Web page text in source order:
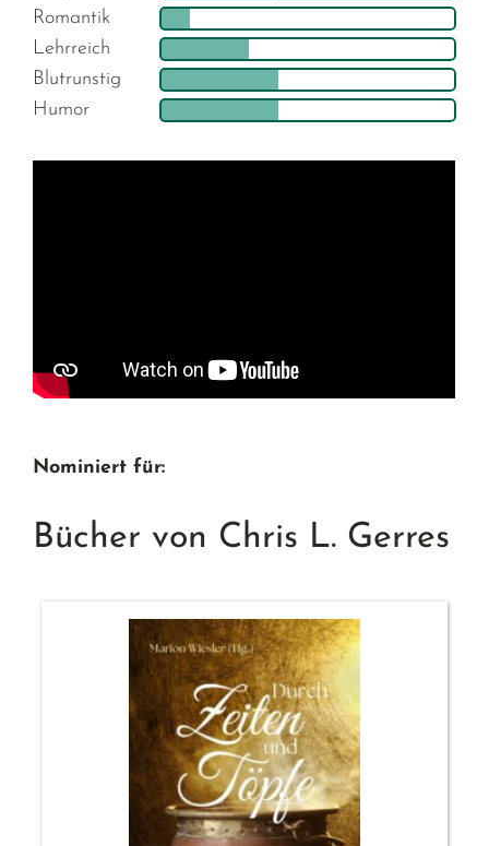
Romantik
Lehrreich
Blutrunstig
Humor
Nominiert für:
Bücher von Chris L. Gerres